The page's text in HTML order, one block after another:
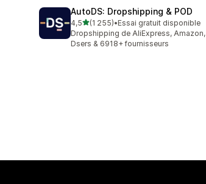
AutoDS: Dropshipping & POD
4,5étoile(s) sur 5
(1 255)
1255 avis au total
•Essai gratuit disponible
Dropshipping de AliExpress, Amazon,
Dsers & 6918+ fournisseurs